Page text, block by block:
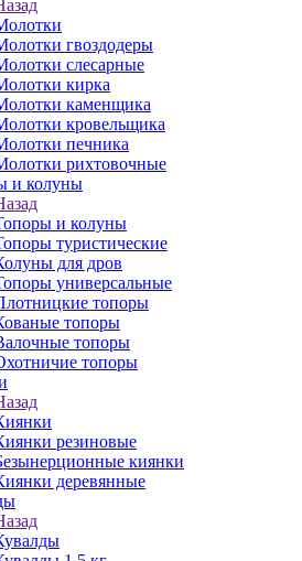
гвоздодеры
слесарные
кирка
каменщика
кровельщика
печника
рихтовочные
и колуны
и колуны
туристические
для дров
универсальные
топоры
топоры
топоры
топоры
резиновые
киянки
деревянные